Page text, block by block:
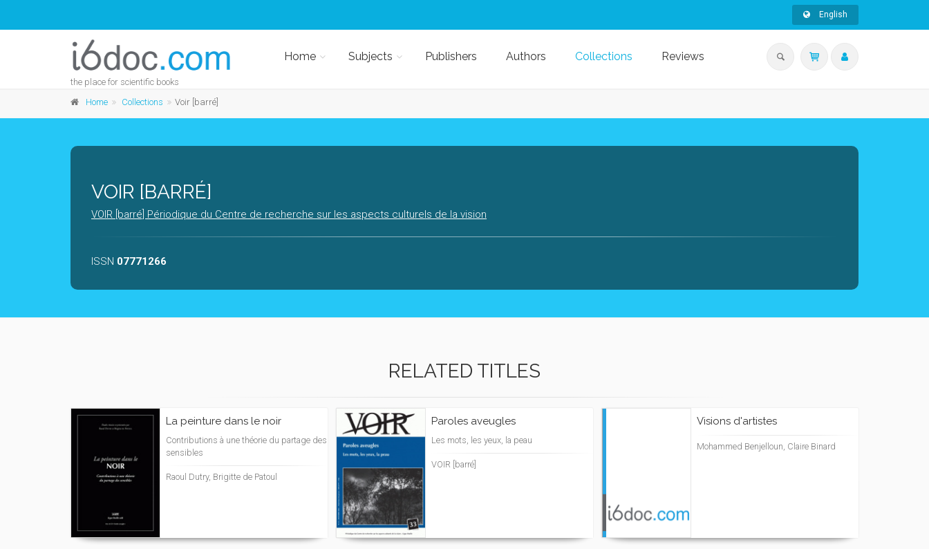
English
the place for scientific books
Home Subjects Publishers Authors Collections Reviews
Home Collections Voir [barré]
VOIR [BARRÉ]
VOIR [barré] Périodique du Centre de recherche sur les aspects culturels de la vision
ISSN 07771266
RELATED TITLES
La peinture dans le noir
Contributions à une théorie du partage des
sensibles
Raoul Dutry, Brigitte de Patoul
Paroles aveugles
Les mots, les yeux, la peau
VOIR [barré]
Visions d'artistes
Mohammed Benjelloun, Claire Binard